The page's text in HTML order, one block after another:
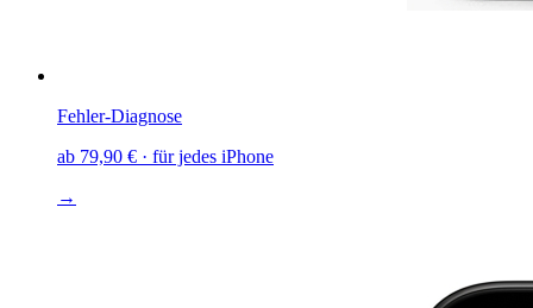
Fehler-Diagnose
ab 79,90 € · für jedes iPhone
→